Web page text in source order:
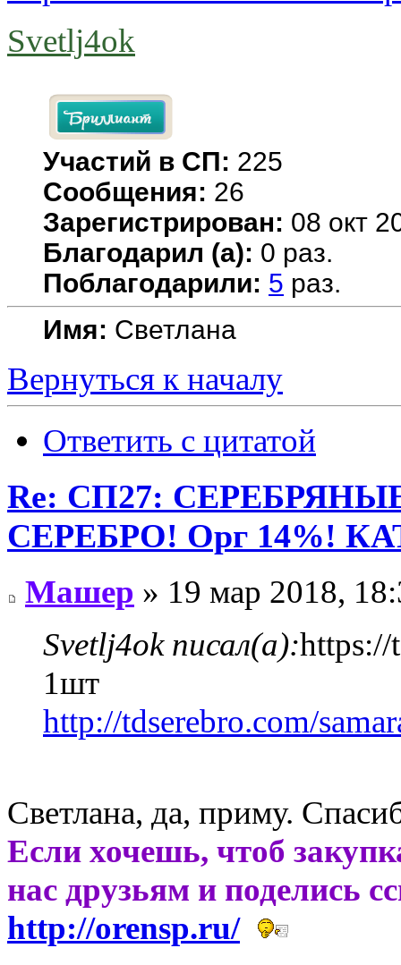
Svetlj4ok
Участий в СП: 225
Сообщения: 26
Зарегистрирован: 08 окт
Благодарил (а): 0 раз.
Поблагодарили: 5 раз.
Имя: Светлана
Вернуться к началу
Ответить с цитатой
Re: СП27:
СЕРЕБРО! Орг 14%!
Машер » 19 мар 2018,
Svetlj4ok писал(а):https://
1шт
http://tdserebro.com/
Светлана, да, приму.
Если хочешь, чтоб
нас друзьям и поделись
http://orensp.ru/